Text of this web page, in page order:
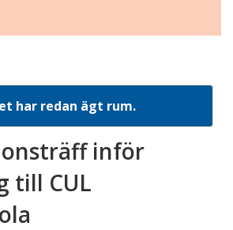
har redan ägt rum.
inför
till CUL